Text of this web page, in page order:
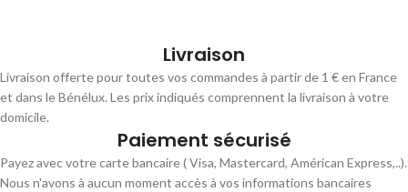
Livraison
Livraison offerte pour toutes vos commandes à partir de 1 € en France
et dans le Bénélux. Les prix indiqués comprennent la livraison à votre
domicile.
Paiement sécurisé
Payez avec votre carte bancaire ( Visa, Mastercard, Américan Express,..).
Nous n'avons à aucun moment accès à vos informations bancaires